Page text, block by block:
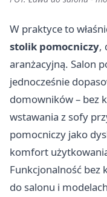
W praktyce to
stolik pomocniczy,
aranżacyjną. Salon
jednocześnie
domowników – bez
wstawania z sofy
pomocniczy jako
komfort
Funkcjonalność bez
do salonu i